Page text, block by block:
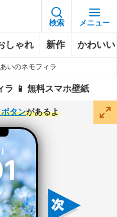
検索 メニュー
しゃれ 新作 かわいい
いのネモフィラ
ラ 📱 無料スマホ壁紙
タンがあるよ